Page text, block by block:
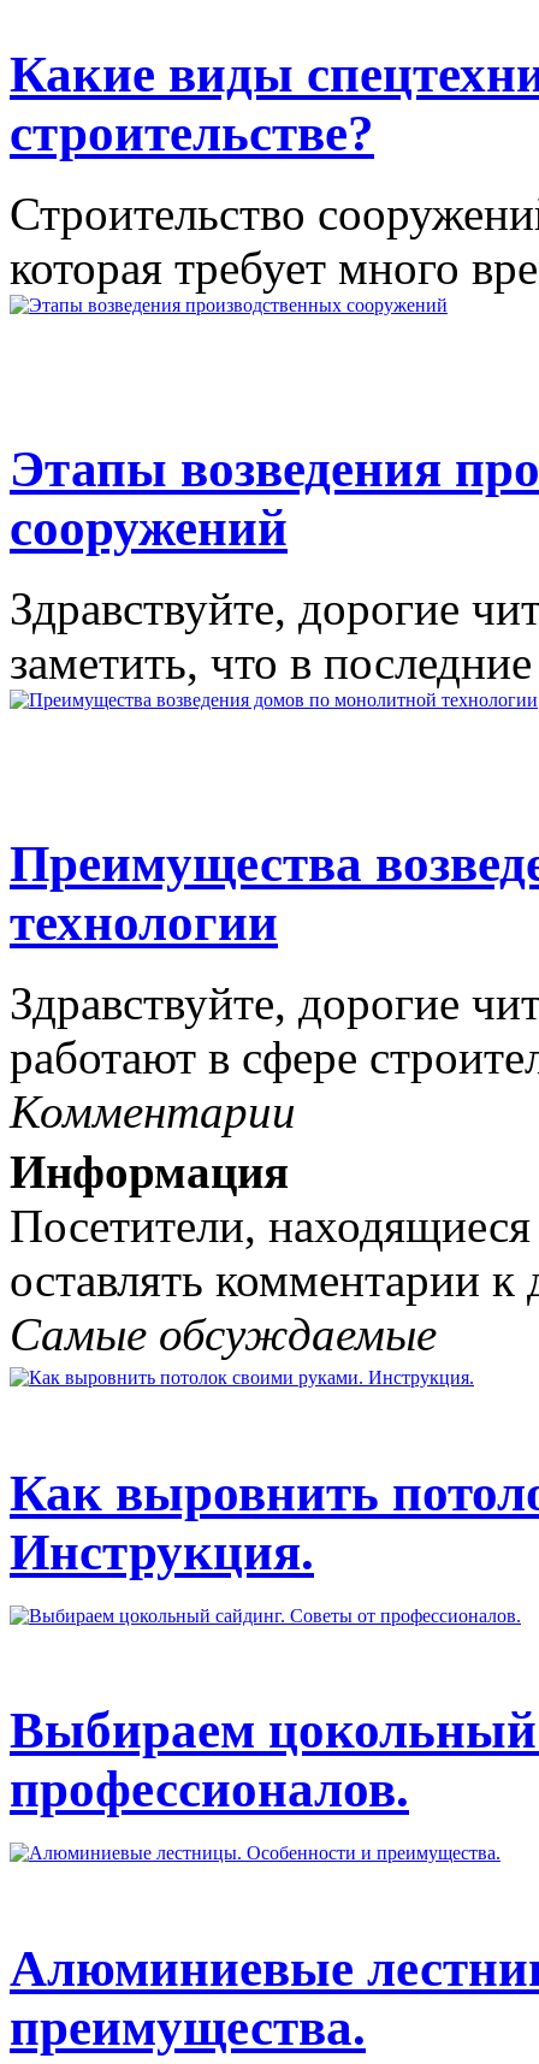
Какие виды
строительстве?
Строительство
которая требует много
Этапы возведения
сооружений
Здравствуйте, дорогие
заметить, что в
Преимущества
технологии
Здравствуйте, дорогие
работают в сфере
Комментарии
Информация
Посетители,
оставлять комментарии
Самые обсуждаемые
Как выровнить
Инструкция.
Выбираем цокольный
профессионалов.
Алюминиевые
преимущества.